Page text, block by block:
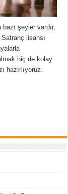
şeyler vardır,
lisansı
hiç de kolay
hazırlıyoruz.